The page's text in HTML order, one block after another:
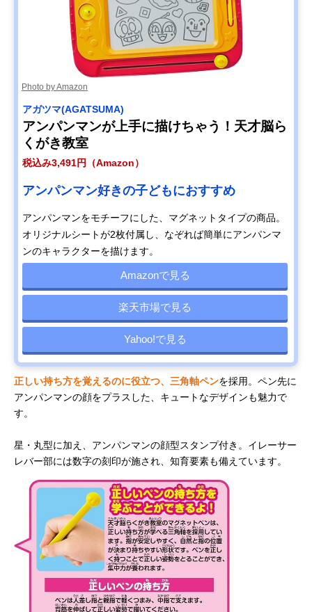
Photo by Amazon
アガツマ(AGATSUMA)
アンパンマンが上手に描けちゃう！天才脳ら
くがき教室
税込み3,491円（Amazon）
アンパンマン好きの子どもにおすすめ
アンパンマンをモチーフにした、マグネットタイプの商品。
オリジナルシートが2枚付属し、なぞれば簡単にアンパンマ
ンのキャラクターを描けます。
Amazonで見る
楽天市場で見る
Yahoo!で見る
正しい持ち方を覚えるのに役立つ、三角軸ペンを採用。ペン先に
アンパンマンの顔をプラスした、キュートなデザインも魅力で
す。
星・丸型に加え、アンパンマンの顔型スタンプ付き。イレーサー
レバー部には数字の刻印が施され、知育要素も備えています。